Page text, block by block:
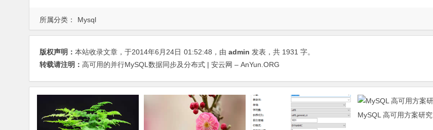
所属分类： Mysql
版权声明： 本站收录文章，于2014年6月24日 01:52:48 ，由 admin 发表，共 1931 字。
转载请注明： 高可用的并行MySQL数据同步及分布式 | 安云网 – AnYun.ORG
MySQL 高可用方案研究